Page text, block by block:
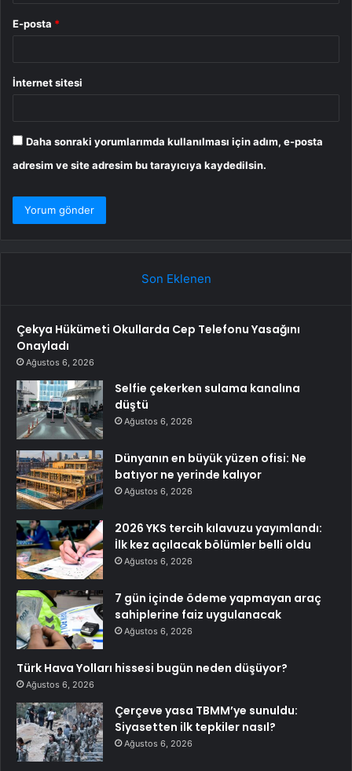
E-posta *
İnternet sitesi
Daha sonraki yorumlarımda kullanılması için adım, e-posta
adresim ve site adresim bu tarayıcıya kaydedilsin.
Son Eklenen
Çekya Hükümeti Okullarda Cep Telefonu Yasağını
Onayladı
Ağustos 6, 2026
Selfie çekerken sulama kanalına
düştü
Ağustos 6, 2026
Dünyanın en büyük yüzen ofisi: Ne
batıyor ne yerinde kalıyor
Ağustos 6, 2026
2026 YKS tercih kılavuzu yayımlandı:
İlk kez açılacak bölümler belli oldu
Ağustos 6, 2026
7 gün içinde ödeme yapmayan araç
sahiplerine faiz uygulanacak
Ağustos 6, 2026
Türk Hava Yolları hissesi bugün neden düşüyor?
Ağustos 6, 2026
Çerçeve yasa TBMM’ye sunuldu:
Siyasetten ilk tepkiler nasıl?
Ağustos 6, 2026